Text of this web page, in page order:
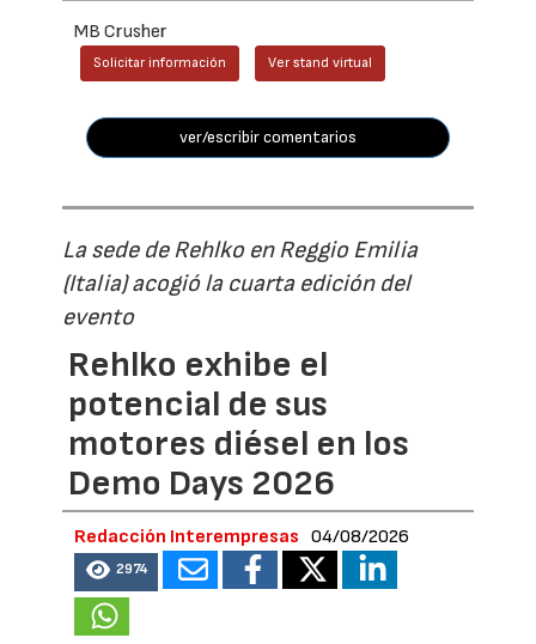
MB Crusher
Solicitar información Ver stand virtual
ver/escribir comentarios
La sede de Rehlko en Reggio Emilia
(Italia) acogió la cuarta edición del
evento
Rehlko exhibe el
potencial de sus
motores diésel en los
Demo Days 2026
Redacción Interempresas 04/08/2026
2974